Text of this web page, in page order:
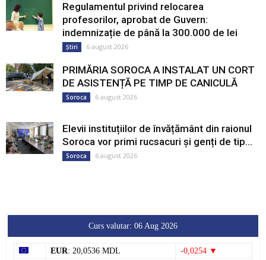
Regulamentul privind relocarea
profesorilor, aprobat de Guvern:
indemnizație de până la 300.000 de lei
Știri 6 august 2026
PRIMĂRIA SOROCA A INSTALAT UN CORT
DE ASISTENȚĂ PE TIMP DE CANICULĂ
Soroca 6 august 2026
Elevii instituțiilor de învățământ din raionul
Soroca vor primi rucsacuri și genți de tip...
Soroca 6 august 2026
Curs valutar: 06 Aug 2026
EUR: 20,0536 MDL
-0,0254 ▼